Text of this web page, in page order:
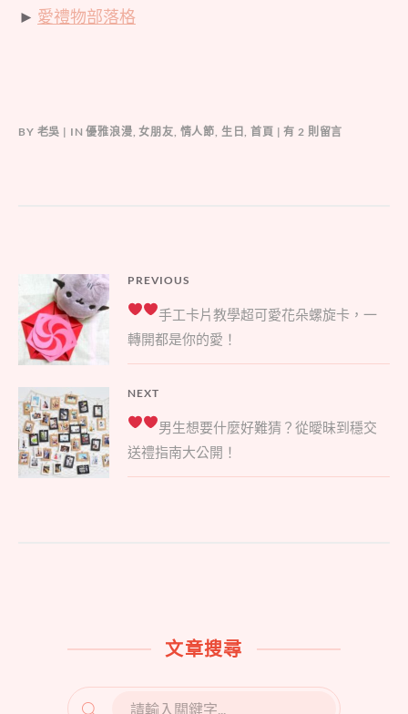
► 愛禮物部落格
BY 老吳 IN優雅浪漫,女朋友, 情人節, 生日,首頁
在
★
曖
交
禮
有 2 則留言
章
導
覽
PREVIOUS
Previous
post:
手工卡片教學超可愛花朵螺旋卡，一
轉開都是你的愛！
NEXT
Next
post:
男生想要什麼好難猜？從曖昧到穩交
送禮指南大公開！
文章搜尋
SEARCH